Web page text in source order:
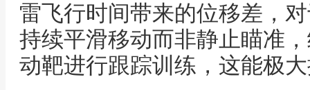
雷飞行时间带来的位移差，
持续平滑移动而非静止瞄准
动靶进行跟踪训练，这能极